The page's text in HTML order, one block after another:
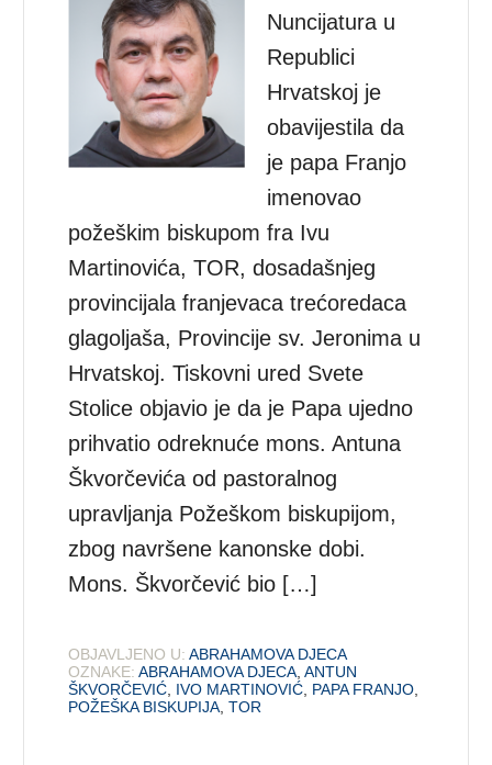
Nuncijatura u
Republici
Hrvatskoj je
obavijestila da
je papa Franjo
imenovao
požeškim biskupom fra Ivu
Martinovića, TOR, dosadašnjeg
provincijala franjevaca trećoredaca
glagoljaša, Provincije sv. Jeronima u
Hrvatskoj. Tiskovni ured Svete
Stolice objavio je da je Papa ujedno
prihvatio odreknuće mons. Antuna
Škvorčevića od pastoralnog
upravljanja Požeškom biskupijom,
zbog navršene kanonske dobi.
Mons. Škvorčević bio […]
OBJAVLJENO U: ABRAHAMOVA DJECA
OZNAKE: ABRAHAMOVA DJECA ,ANTUN
ŠKVORČEVIĆ IVO MARTINOVIĆ PAPA FRANJO
POŽEŠKA BISKUPIJA ,TOR